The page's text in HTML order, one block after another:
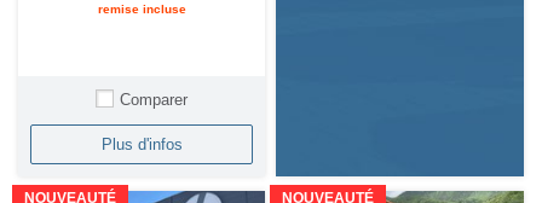
remise incluse
Comparer
Plus d'infos
NOUVEAUTÉ NOUVEAUTÉ